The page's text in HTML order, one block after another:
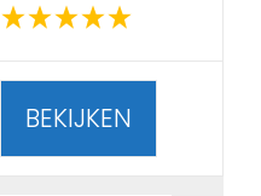
BEKIJKEN